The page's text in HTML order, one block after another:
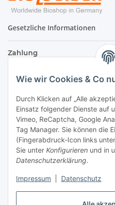
Wie wir Cookies & Co
Durch Klicken auf „Alle
Einsatz folgender Dienste auf
Vimeo, ReCaptcha, Google
Tag Manager. Sie können die
(Fingerabdruck-Icon links
Sie unter Konfigurieren und in
Datenschutzerklärung.
Impressum Datenschutz
Gesetzliche Informationen
Zahlung
Versand